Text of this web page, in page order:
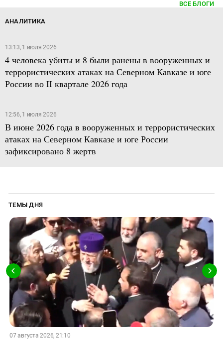
ВСЕ БЛОГИ
АНАЛИТИКА
13:13, 1 июля 2026
4 человека убиты и 8 были ранены в вооруженных и
террористических атаках на Северном Кавказе и юге
России во II квартале 2026 года
12:56, 1 июля 2026
В июне 2026 года в вооруженных и террористических
атаках на Северном Кавказе и юге России
зафиксировано 8 жертв
ТЕМЫ ДНЯ
07 августа 2026, 21:10